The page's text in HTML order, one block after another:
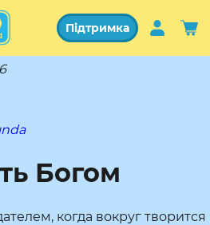
Підтримка
Богом
когда вокруг творится